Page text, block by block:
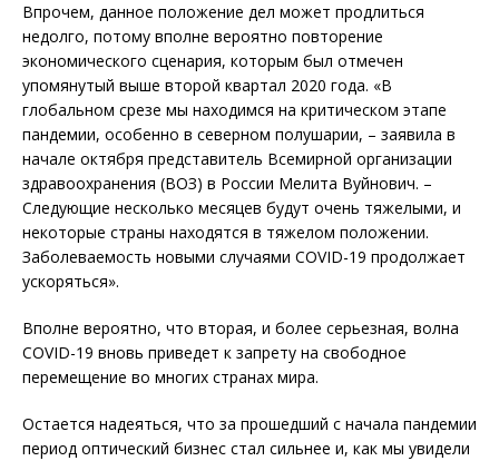
Впрочем, данное положение дел может продлиться
недолго, потому вполне вероятно повторение
экономического сценария, которым был отмечен
упомянутый выше второй квартал 2020 года. «В
глобальном срезе мы находимся на критическом этапе
пандемии, особенно в северном полушарии, – заявила в
начале октября представитель Всемирной организации
здравоохранения (ВОЗ) в России Мелита Вуйнович. –
Следующие несколько месяцев будут очень тяжелыми, и
некоторые страны находятся в тяжелом положении.
Заболеваемость новыми случаями COVID-19 продолжает
ускоряться».
Вполне вероятно, что вторая, и более серьезная, волна
COVID-19 вновь приведет к запрету на свободное
перемещение во многих странах мира.
Остается надеяться, что за прошедший с начала пандемии
период оптический бизнес стал сильнее и, как мы увидели